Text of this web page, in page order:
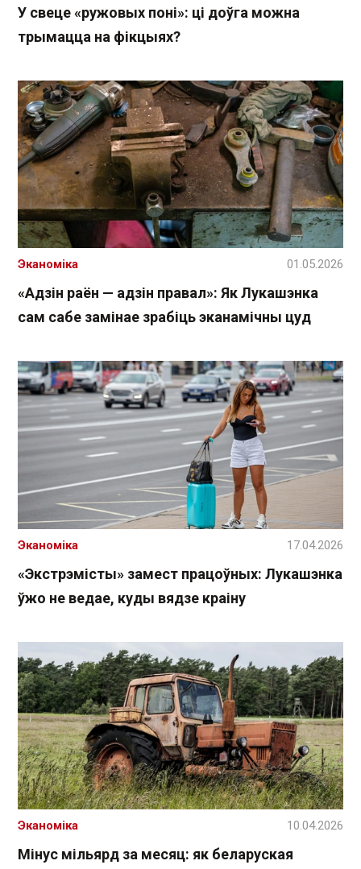
У свеце «ружовых поні»: ці доўга можна
трымацца на фікцыях?
«Адзін раён — адзін правал»: Як Лукашэнка
сам сабе замінае зрабіць эканамічны цуд
Эканоміка 01.05.2026
«Экстрэмісты» замест працоўных: Лукашэнка
ўжо не ведае, куды вядзе краіну
Эканоміка 17.04.2026
Мінус мільярд за месяц: як беларуская
Эканоміка 10.04.2026